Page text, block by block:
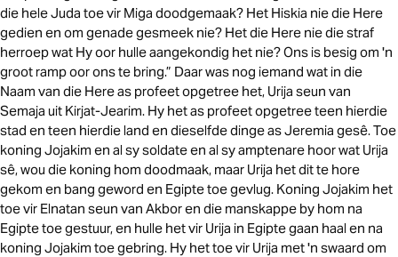
die hele Juda toe vir Miga doodgemaak? Het Hiskia nie die Here
gedien en om genade gesmeek nie? Het die Here nie die straf
herroep wat Hy oor hulle aangekondig het nie? Ons is besig om 'n
groot ramp oor ons te bring.” Daar was nog iemand wat in die
Naam van die Here as profeet opgetree het, Urija seun van
Semaja uit Kirjat-Jearim. Hy het as profeet opgetree teen hierdie
stad en teen hierdie land en dieselfde dinge as Jeremia gesê. Toe
koning Jojakim en al sy soldate en al sy amptenare hoor wat Urija
sê, wou die koning hom doodmaak, maar Urija het dit te hore
gekom en bang geword en Egipte toe gevlug. Koning Jojakim het
toe vir Elnatan seun van Akbor en die manskappe by hom na
Egipte toe gestuur, en hulle het vir Urija in Egipte gaan haal en na
koning Jojakim toe gebring. Hy het toe vir Urija met 'n swaard om